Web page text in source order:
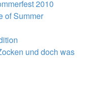
2010
of Summer
und doch was